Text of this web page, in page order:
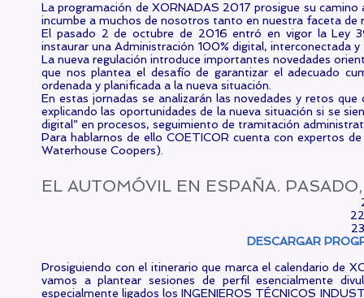
La programación de XORNADAS 2017 prosigue su
incumbe a muchos de nosotros tanto en nuestra faceta de
El pasado 2 de octubre de 2016 entró en vigor la Ley
instaurar una Administración 100% digital, interconectada
La nueva regulación introduce importantes novedades
que nos plantea el desafío de garantizar el adecuado
ordenada y planificada a la nueva situación.
En estas jornadas se analizarán las novedades y retos
explicando las oportunidades de la nueva situación si se
digital” en procesos, seguimiento de tramitación
Para hablarnos de ello COETICOR cuenta con expertos
Waterhouse Coopers).
EL AUTOMÓVIL EN ESPAÑA.
DESCARGAR
Prosiguiendo con el itinerario que marca el calendario de
vamos a plantear sesiones de perfil esencialmente
especialmente ligados los INGENIEROS TÉCNICOS